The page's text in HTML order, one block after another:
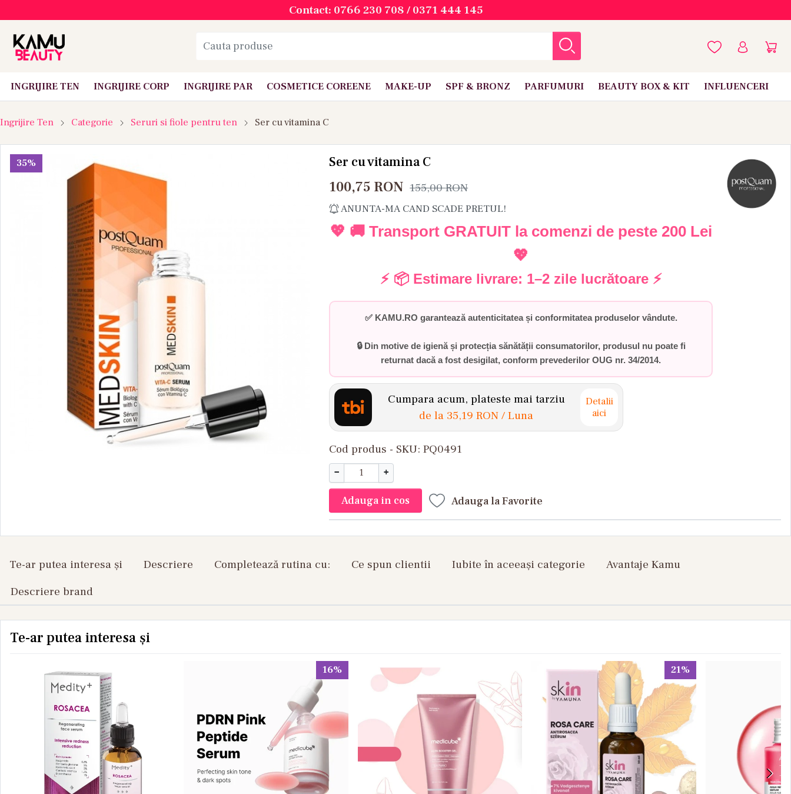
Contact: 0766 230 708 / 0371 444 145
INGRIJIRE TEN INGRIJIRE CORP INGRIJIRE PAR COSMETICE COREENE MAKE-UP SPF & BRONZ PARFUMURI BEAUTY BOX & KIT INFLUENCERI
Ingrijire Ten Categorie Seruri si fiole pentru ten Ser cu vitamina C
35% Ser cu vitamina C
100,75 RON 155,00RON
ANUNTA-MA CAND SCADE PRETUL!
💖 🚚 Transport GRATUIT la comenzi de peste 200 Lei
💖
⚡ 📦 Estimare livrare: 1–2 zile lucrătoare⚡
✅ KAMU.RO garantează autenticitatea și conformitatea produselor vândute.
🔒 Din motive de igienă și protecția sănătății consumatorilor, produsul nu poate fi
returnat dacă a fost desigilat, conform prevederilor OUG nr. 34/2014.
Cumpara acum, plateste mai tarziu
de la 35,19 RON / Luna
Detalii
aici
Cod produs - SKU PQ0491
− +
Adauga in cos Adauga la Favorite
Te-ar putea interesa și Descriere Completează rutina cu: Ce spun clientii Iubite în aceeași categorie
Avantaje Kamu
Descriere brand
Te-ar putea interesa și
16% 21%